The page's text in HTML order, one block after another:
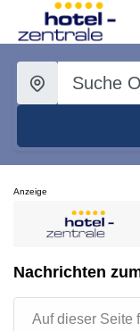
Anzeige
Nachrichten
Auf dieser Seite